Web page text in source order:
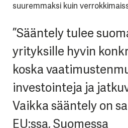
suuremmaksi kuin
”Sääntely tulee
yrityksille hyvin
koska
investointeja ja
Vaikka sääntely on
EU:ssa, Suomessa